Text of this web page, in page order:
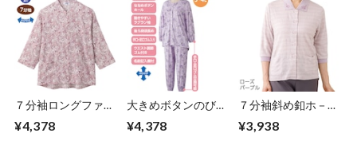
７分袖ロングファス
人）
¥4,378
大きめボタンのびの
マ Ｓサイズ～LLサ
¥4,378
７分袖斜め釦ホ－ル
人）
¥3,938